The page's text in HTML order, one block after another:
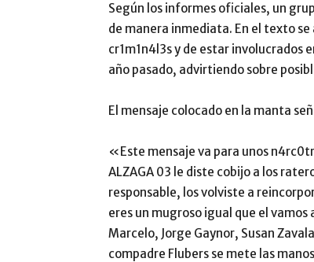
Según los informes oficiales, un
de manera inmediata. En el texto
cr1m1n4l3s y de estar involucrados
año pasado, advirtiendo sobre
El mensaje colocado en la manta
«Este mensaje va para unos
ALZAGA 03 le diste cobijo a los
responsable, los volviste a
eres un mugroso igual que el
Marcelo, Jorge Gaynor, Susan
compadre Flubers se mete las